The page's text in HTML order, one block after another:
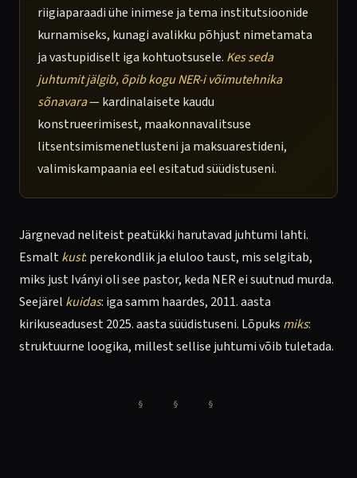
riigiaparaadi ühe inimese ja tema institutsioonide
kurnamiseks, kunagi avalikku põhjust nimetamata
ja vastupidiselt iga kohtuotsusele. Kes seda
juhtumit jälgib, õpib kogu NER-i võimutehnika
sõnavara— kardinalaisete kaudu
konstrueerimisest, maakonnavalitsuse
litsentsimismenetlusteni ja maksuarestideni,
valimiskampaania eel esitatud süüdistuseni.
Järgnevad neliteist peatükki harutavad juhtumi lahti.
Esmaltkust: perekondlik ja eluloo taust, mis selgitab,
miks just Iványi oli see pastor, keda NER ei suutnud murda.
Seejärel kuidas: iga samm haardes, 2011. aasta
kirikuseadusest 2025. aasta süüdistuseni. Lõpuks miks:
struktuurne loogika, millest sellise juhtumi võib tuletada.
§ § §